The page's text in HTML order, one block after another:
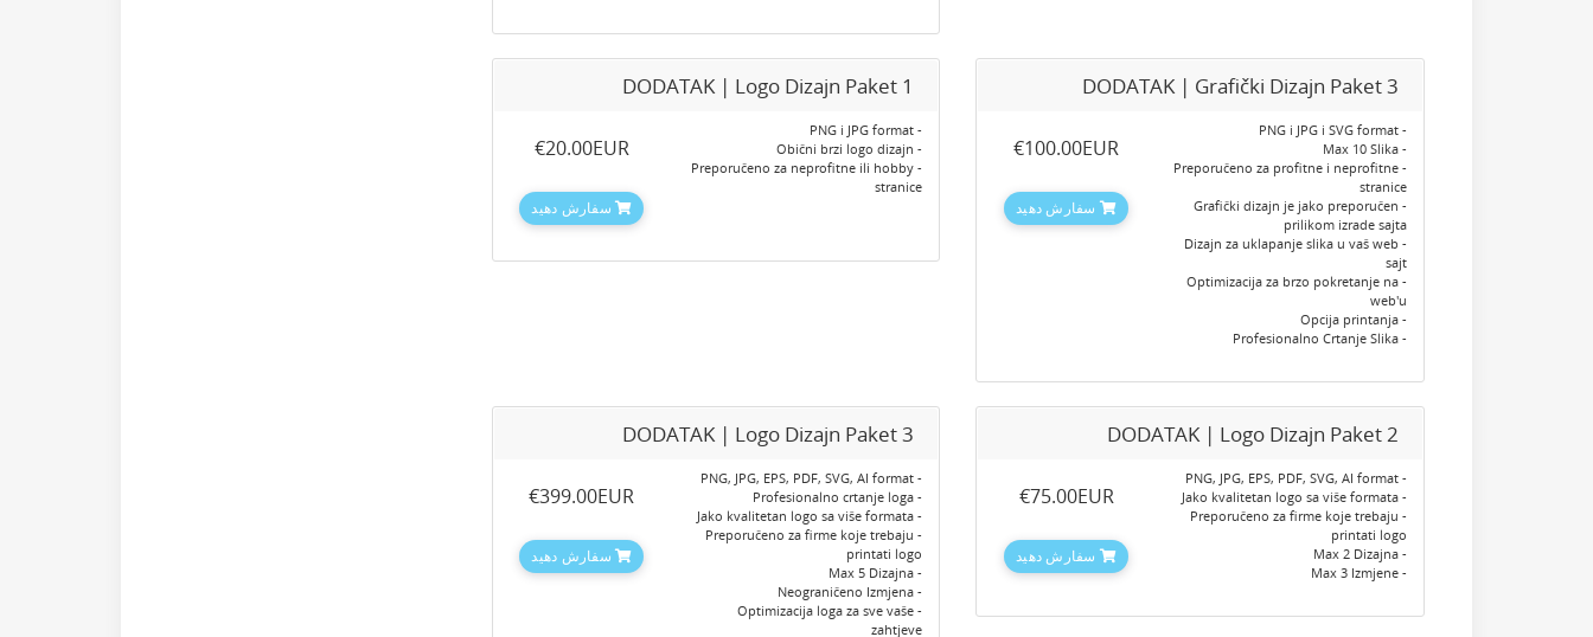
DODATAK | Grafički Dizajn Paket 3
- PNG i JPG i SVG format
- Max 10 Slika
- Preporučeno za profitne i neprofitne
stranice
- Grafički dizajn je jako preporučen
prilikom izrade sajta
- Dizajn za uklapanje slika u vaš web
sajt
- Optimizacija za brzo pokretanje na
web'u
- Opcija printanja
- Profesionalno Crtanje Slika
‎€100.00EUR
سفارش دهید
DODATAK | Logo Dizajn Paket 1
- PNG i JPG format
- Obični brzi logo dizajn
- Preporučeno za neprofitne ili hobby
stranice
‎€20.00EUR
سفارش دهید
DODATAK | Logo Dizajn Paket 2
- PNG, JPG, EPS, PDF, SVG, AI format
- Jako kvalitetan logo sa više formata
- Preporučeno za firme koje trebaju
printati logo
- Max 2 Dizajna
- Max 3 Izmjene
‎€75.00EUR
سفارش دهید
DODATAK | Logo Dizajn Paket 3
- PNG, JPG, EPS, PDF, SVG, AI format
- Profesionalno crtanje loga
- Jako kvalitetan logo sa više formata
- Preporučeno za firme koje trebaju
printati logo
- Max 5 Dizajna
- Neograničeno Izmjena
- Optimizacija loga za sve vaše
zahtjeve
‎€399.00EUR
سفارش دهید